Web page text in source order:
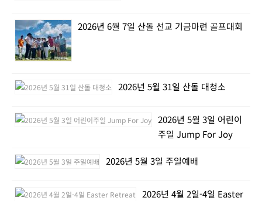
2026년 6월 7일 산돌 선교 기금마련 골프대회
2026년 5월 31일 산돌 대청소
2026년 5월 3일 어린이
주일 Jump For Joy
2026년 5월 3일 주일예배
2026년 4월 2일-4일 Easter